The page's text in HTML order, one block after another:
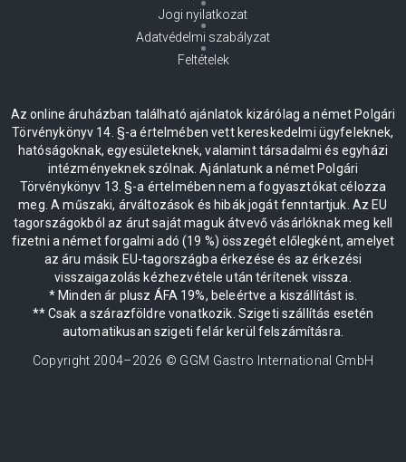
Jogi nyilatkozat
Adatvédelmi szabályzat
Feltételek
Az online áruházban található ajánlatok kizárólag a német Polgári
Törvénykönyv 14. §-a értelmében vett kereskedelmi ügyfeleknek,
hatóságoknak, egyesületeknek, valamint társadalmi és egyházi
intézményeknek szólnak. Ajánlatunk a német Polgári
Törvénykönyv 13. §-a értelmében nem a fogyasztókat célozza
meg. A műszaki, árváltozások és hibák jogát fenntartjuk. Az EU
tagországokból az árut saját maguk átvevő vásárlóknak meg kell
fizetni a német forgalmi adó (19 %) összegét előlegként, amelyet
az áru másik EU-tagországba érkezése és az érkezési
visszaigazolás kézhezvétele után térítenek vissza.
* Minden ár plusz ÁFA 19%, beleértve a kiszállítást is.
** Csak a szárazföldre vonatkozik. Szigeti szállítás esetén
automatikusan szigeti felár kerül felszámításra.
Copyright 2004–2026 © GGM Gastro International GmbH